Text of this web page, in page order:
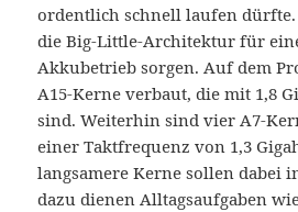
ordentlich schnell laufen
die Big-Little-Architektur für
Akkubetrieb sorgen. Auf dem
A15-Kerne verbaut, die mit 1,8
sind. Weiterhin sind vier A7-
einer Taktfrequenz von 1,3
langsamere Kerne sollen dabei
dazu dienen Alltagsaufgaben